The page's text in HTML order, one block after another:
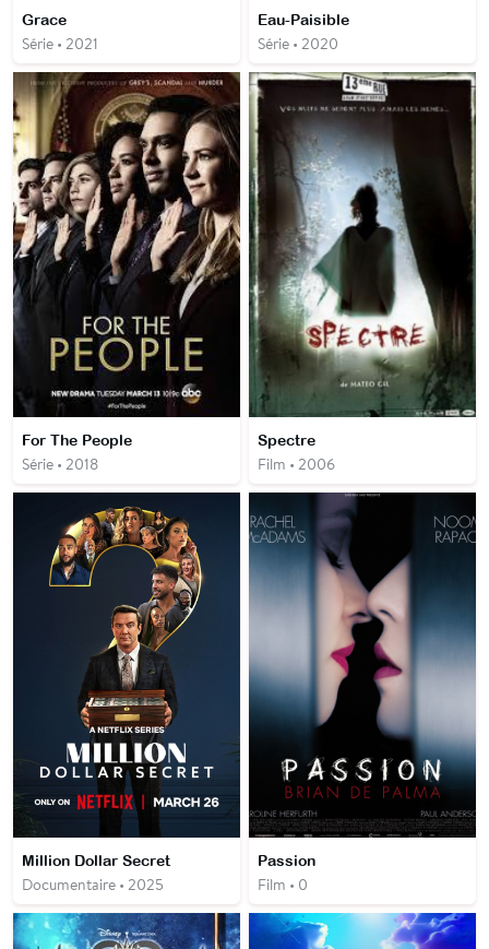
Grace
Série • 2021
Eau-Paisible
Série • 2020
For The People
Série • 2018
Spectre
Film • 2006
Million Dollar Secret
Documentaire • 2025
Passion
Film • 0